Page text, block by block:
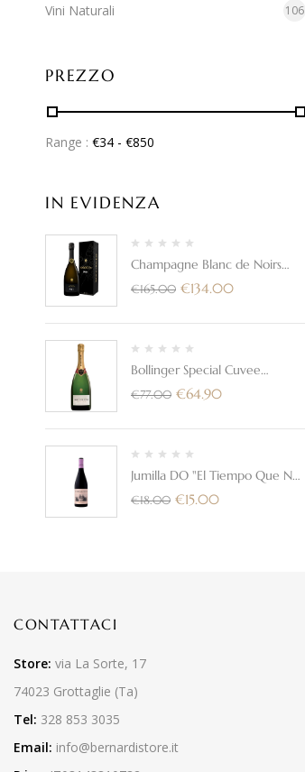
Vini Naturali 106
PREZZO
Range : €34 - €850
IN EVIDENZA
Champagne Blanc de Noirs
Brut "PN AYC21"- Bollinger
(con astuccio)
€165.00 €134.00
Bollinger Special Cuvee
Champagne Brut
€77.00 €64.90
Jumilla DO "El Tiempo Que Nos
Une" 2025 - Bodega Cerron
€18.00 €15.00
CONTATTACI
Store: via La Sorte, 17
74023 Grottaglie (Ta)
Tel: 328 853 3035
Email: info@bernardistore.it